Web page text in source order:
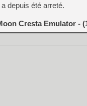
depuis été arreté.
Cresta Emulator -